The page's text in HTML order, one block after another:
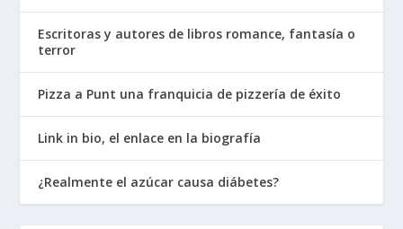
Escritoras y autores de libros romance, fantasía o
terror
Pizza a Punt una franquicia de pizzería de éxito
Link in bio, el enlace en la biografía
¿Realmente el azúcar causa diábetes?